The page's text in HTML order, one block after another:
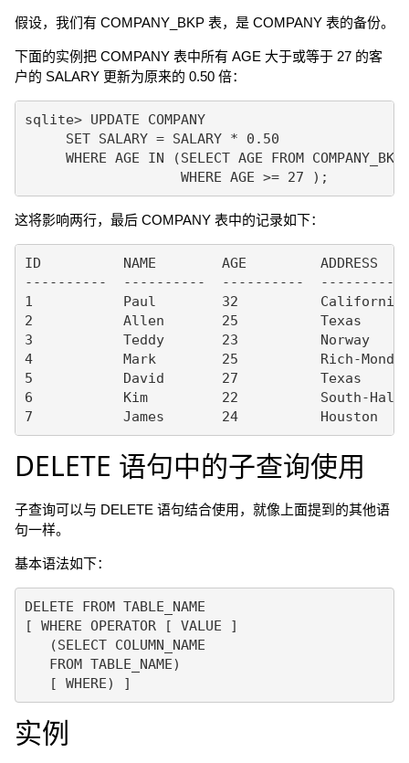
假设，我们有 COMPANY_BKP 表，是 COMPANY 表的备份。
下面的实例把 COMPANY 表中所有 AGE 大于或等于 27 的客
户的 SALARY 更新为原来的 0.50 倍：
sqlite> UPDATE COMPANY
     SET SALARY = SALARY * 0.50
     WHERE AGE IN (SELECT AGE FROM COMPANY_BKP
这将影响两行，最后 COMPANY 表中的记录如下：
ID          NAME        AGE         ADDRESS
----------  ----------  ----------  ----------
1           Paul        32          California
2           Allen       25          Texas
3           Teddy       23          Norway
4           Mark        25          Rich-Mond
5           David       27          Texas
6           Kim         22          South-Hall
DELETE 语句中的子查询使用
子查询可以与 DELETE 语句结合使用，就像上面提到的其他语
句一样。
基本语法如下：
DELETE FROM TABLE_NAME
[ WHERE OPERATOR [ VALUE ]
   (SELECT COLUMN_NAME
   FROM TABLE_NAME)
实例